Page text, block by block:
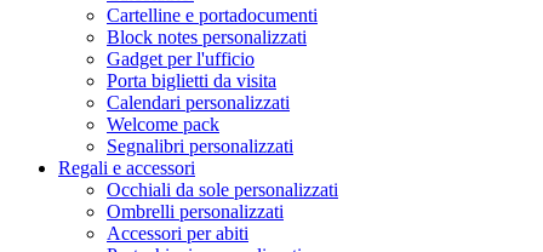
Cartelline e portadocumenti
Block notes personalizzati
Gadget per l'ufficio
Porta biglietti da visita
Calendari personalizzati
Welcome pack
Segnalibri personalizzati
Regali e accessori
Occhiali da sole personalizzati
Ombrelli personalizzati
Accessori per abiti